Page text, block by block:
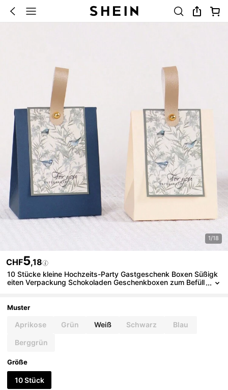
1/18
CHF5,18
10 Stücke kleine Hochzeits-Party Gastgeschenk Boxen Süßigk
eiten Verpackung Schokoladen Geschenkboxen zum Befüll
Muster
Aprikose Grün Weiß Schwarz Blau
Berggrün
Größe
10 Stück